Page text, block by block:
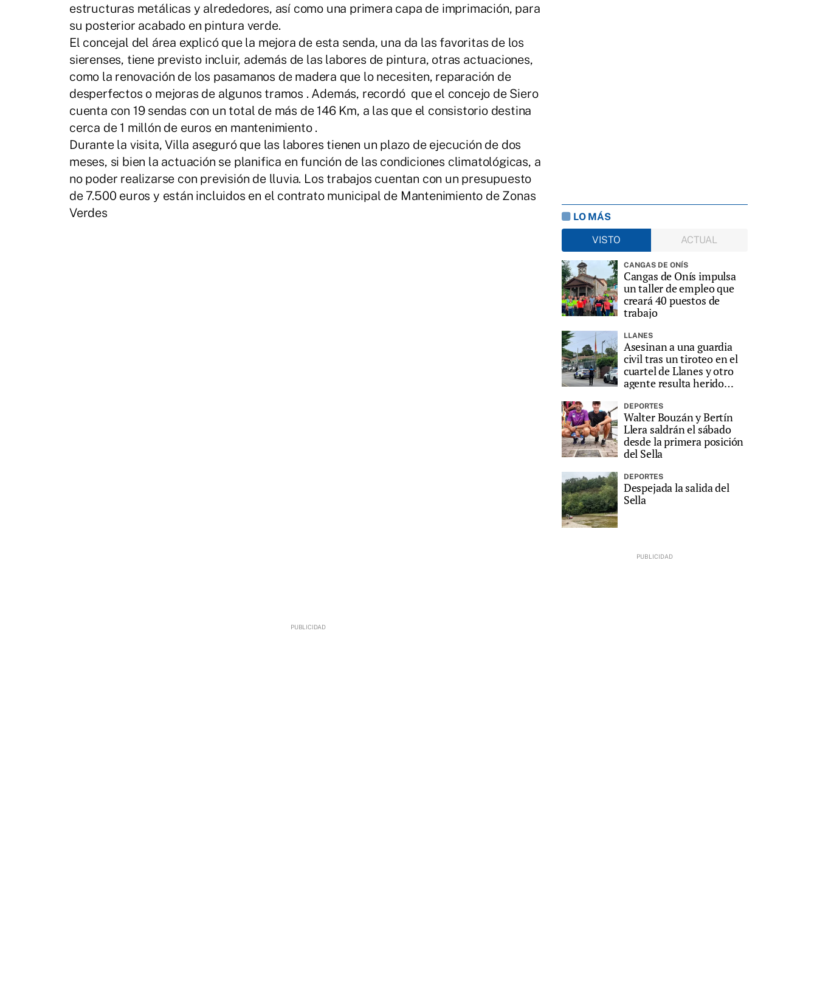
estructuras metálicas y alrededores, así como una primera capa de imprimación, para
su posterior acabado en pintura verde.
El concejal del área explicó que la mejora de esta senda, una da las favoritas de los
sierenses, tiene previsto incluir, además de las labores de pintura, otras actuaciones,
como la renovación de los pasamanos de madera que lo necesiten, reparación de
desperfectos o mejoras de algunos tramos . Además, recordó que el concejo de Siero
cuenta con 19 sendas con un total de más de 146 Km, a las que el consistorio destina
cerca de 1 millón de euros en mantenimiento .
Durante la visita, Villa aseguró que las labores tienen un plazo de ejecución de dos
meses, si bien la actuación se planifica en función de las condiciones climatológicas, a
no poder realizarse con previsión de lluvia. Los trabajos cuentan con un presupuesto
de 7.500 euros y están incluidos en el contrato municipal de Mantenimiento de Zonas
Verdes
LO MÁS
VISTO
ACTUAL
CANGAS DE ONÍS
Cangas de Onís impulsa
un taller de empleo que
creará 40 puestos de
trabajo
LLANES
Asesinan a una guardia
civil tras un tiroteo en el
cuartel de Llanes y otro
agente resulta herido
DEPORTES
Walter Bouzán y Bertín
Llera saldrán el sábado
desde la primera posición
del Sella
DEPORTES
Despejada la salida del
Sella